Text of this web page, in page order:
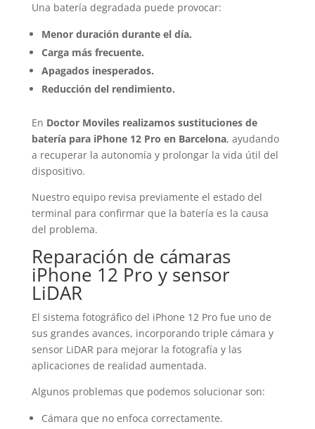
Una batería degradada puede provocar:
Menor duración durante el día.
Carga más frecuente.
Apagados inesperados.
Reducción del rendimiento.
En Doctor Moviles realizamos sustituciones de
batería para iPhone 12 Pro en Barcelona, ayudando
a recuperar la autonomía y prolongar la vida útil del
dispositivo.
Nuestro equipo revisa previamente el estado del
terminal para confirmar que la batería es la causa
del problema.
Reparación de cámaras
iPhone 12 Pro y sensor
LiDAR
El sistema fotográfico del iPhone 12 Pro fue uno de
sus grandes avances, incorporando triple cámara y
sensor LiDAR para mejorar la fotografía y las
aplicaciones de realidad aumentada.
Algunos problemas que podemos solucionar son:
Cámara que no enfoca correctamente.